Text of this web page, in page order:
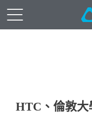
HTC、倫敦大